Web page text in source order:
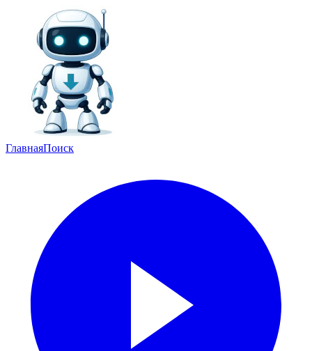
ГлавнаяПоиск